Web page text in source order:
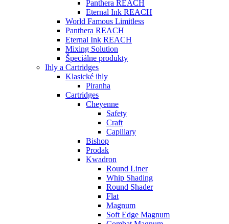
Panthera REACH
Eternal Ink REACH
World Famous Limitless
Panthera REACH
Eternal Ink REACH
Mixing Solution
Špeciálne produkty
Ihly a Cartridges
Klasické ihly
Piranha
Cartridges
Cheyenne
Safety
Craft
Capillary
Bishop
Prodak
Kwadron
Round Liner
Whip Shading
Round Shader
Flat
Magnum
Soft Edge Magnum